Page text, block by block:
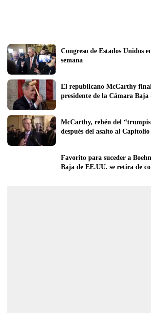
Congreso de Estados Unidos
El republicano McCarthy
presidente de la Cámara Baja
McCarthy, rehén del
después del asalto al Capitolio
Favorito para suceder a
Baja de EE.UU. se retira de